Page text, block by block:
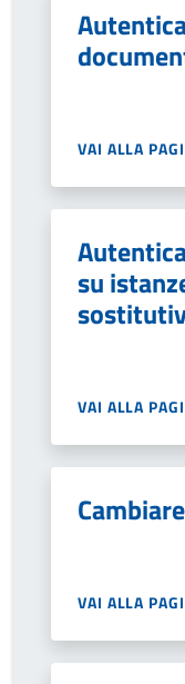
VAI ALLA
su
VAI ALLA
VAI ALLA